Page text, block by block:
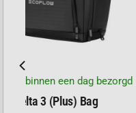
Meestal
EcoFlow RAPID